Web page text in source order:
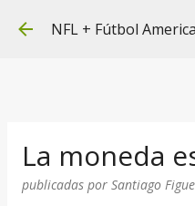
Ir al
NFL + Fútbol
La moneda
publicadas por Santiago